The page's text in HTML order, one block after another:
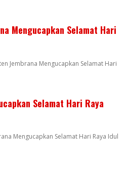
Mengucapkan Selamat Hari
Jembrana Mengucapkan Selamat Hari
Selamat Hari Raya
Mengucapkan Selamat Hari Raya Idul